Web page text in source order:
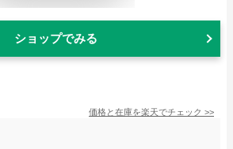
ショップでみる
価格と在庫を楽天でチェック >>